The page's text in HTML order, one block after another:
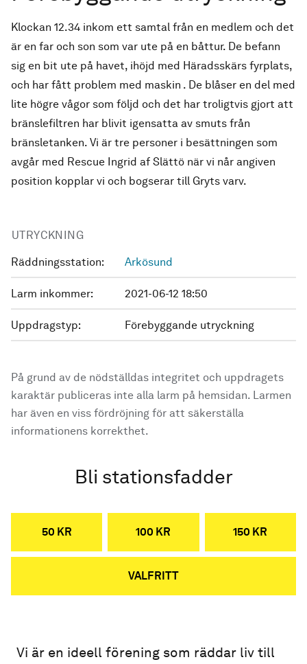
Klockan 12.34 inkom ett samtal från en medlem och det
är en far och son som var ute på en båttur. De befann
sig en bit ute på havet, ihöjd med Häradsskärs fyrplats,
och har fått problem med maskin . De blåser en del med
lite högre vågor som följd och det har troligtvis gjort att
bränslefiltren har blivit igensatta av smuts från
bränsletanken. Vi är tre personer i besättningen som
avgår med Rescue Ingrid af Slättö när vi når angiven
position kopplar vi och bogserar till Gryts varv.
UTRYCKNING
Räddningsstation: Arkösund
Larm inkommer: 2021-06-12 18:50
Uppdragstyp: Förebyggande utryckning
På grund av de nödställdas integritet och uppdragets
karaktär publiceras inte alla larm på hemsidan. Larmen
har även en viss fördröjning för att säkerställa
informationens korrekthet.
Bli stationsfadder
50 KR 100 KR 150 KR
VALFRITT
Vi är en ideell förening som räddar liv till